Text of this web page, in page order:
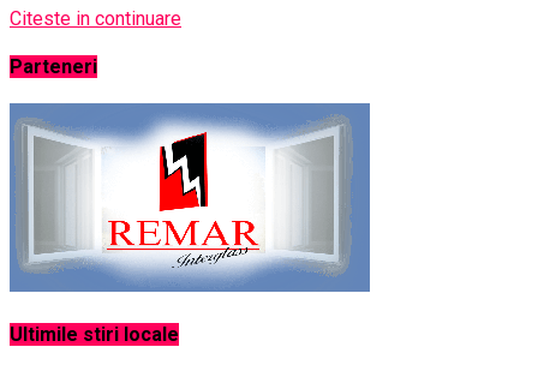
Citeste in continuare
Parteneri
Ultimile stiri locale